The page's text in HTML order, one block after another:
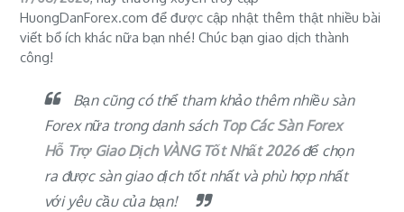
HuongDanForex.com để được cập nhật thêm thật nhiều bài
viết bổ ích khác nữa bạn nhé! Chúc bạn giao dịch thành
công!
Bạn cũng có thể tham khảo thêm nhiều sàn
Forex nữa trong danh sách Top Các Sàn Forex
Hỗ Trợ Giao Dịch VÀNG Tốt Nhất 2026để chọn
ra được sàn giao dịch tốt nhấtvà phù hợp nhất
với yêu cầu của bạn!